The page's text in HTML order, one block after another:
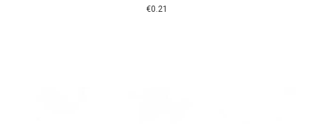
€0.21